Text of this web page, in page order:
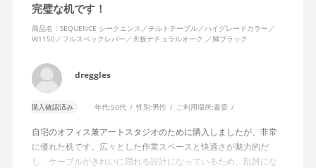
完璧な机です！
商品名：SEQUENCE シークエンス／チルトテーブル／ハイグレードカラー／
W1150／フルスペックレバー／天板ナチュラルオーク ／脚ブラック
dreggles
購入確認済み 年代:50代 性別:男性 ご利用場所:書斎
自宅のオフィス兼アートスタジオのために購入しましたが、非常
に優れた机です。広々とした作業スペースと快適さが魅力的だ
し、ケーブルがきれいに隠れる設計になっているため、乱雑にな